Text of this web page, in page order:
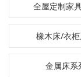
全屋定制家
橡木床/衣
金属床系